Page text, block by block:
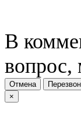
В
вопрос,
Отмена
×